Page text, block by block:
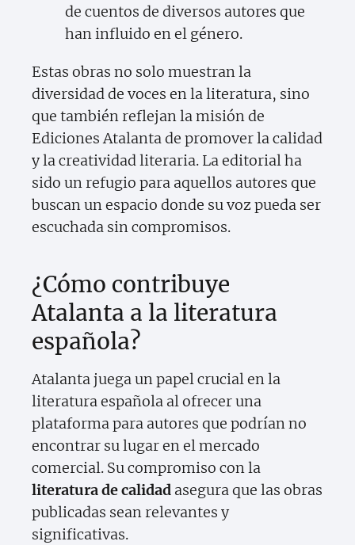
de cuentos de diversos autores que
han influido en el género.
Estas obras no solo muestran la
diversidad de voces en la literatura, sino
que también reflejan la misión de
Ediciones Atalanta de promover la calidad
y la creatividad literaria. La editorial ha
sido un refugio para aquellos autores que
buscan un espacio donde su voz pueda ser
escuchada sin compromisos.
¿Cómo contribuye
Atalanta a la literatura
española?
Atalanta juega un papel crucial en la
literatura española al ofrecer una
plataforma para autores que podrían no
encontrar su lugar en el mercado
comercial. Su compromiso con la
literatura de calidad asegura que las obras
publicadas sean relevantes y
significativas.